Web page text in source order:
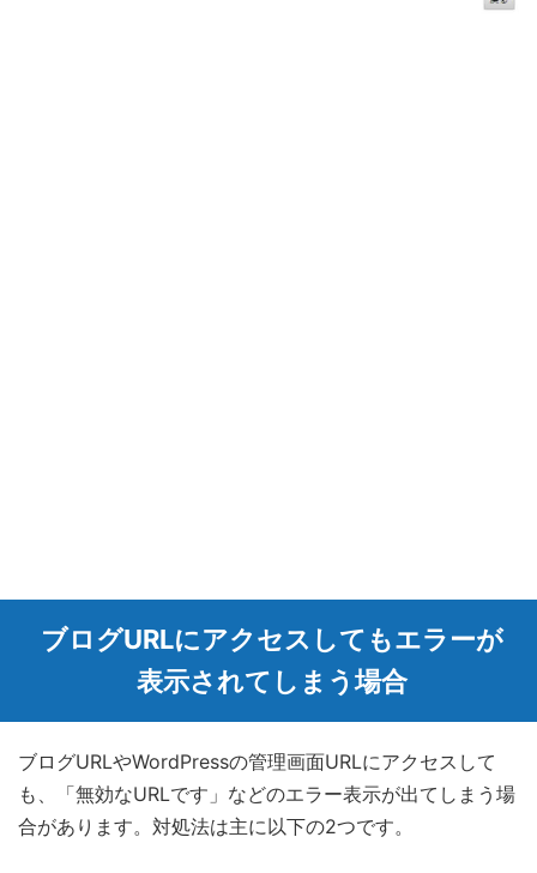
ブログURLにアクセスしてもエラーが
表示されてしまう場合
ブログURLやWordPressの管理画面URLにアクセスして
も、「無効なURLです」などのエラー表示が出てしまう場
合があります。対処法は主に以下の2つです。